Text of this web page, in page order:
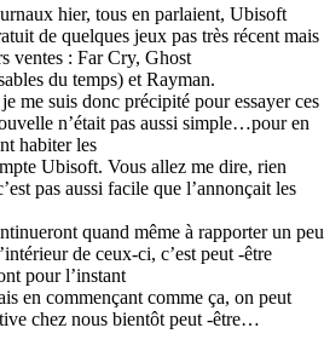
hier, tous en parlaient, Ubisoft
de quelques jeux pas très récent mais
ventes : Far Cry, Ghost
du temps) et Rayman.
me suis donc précipité pour essayer ces
n’était pas aussi simple…pour en
habiter les
Ubisoft. Vous allez me dire, rien
pas aussi facile que l’annonçait les
quand même à rapporter un peu
de ceux-ci, c’est peut -être
pour l’instant
en commençant comme ça, on peut
chez nous bientôt peut -être…